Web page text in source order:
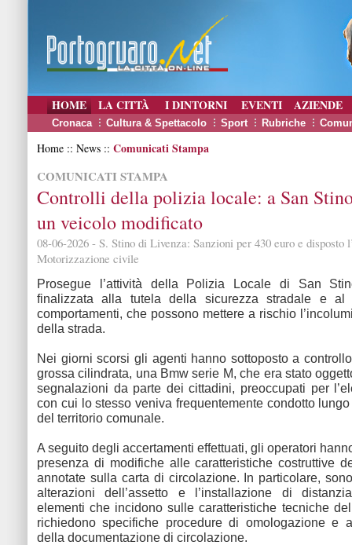
HOME LA CITTÀ I DINTORNI EVENTI AZIENDE
Cronaca Cultura & Spettacolo Sport Rubriche
Home :: News :: Comunicati Stampa
COMUNICATI STAMPA
Controlli della polizia locale: a San
un veicolo modificato
08-06-2026 - S. Stino di Livenza: Sanzioni per 430 euro e disposto
Motorizzazione civile
Prosegue l’attività della Polizia Locale di San
finalizzata alla tutela della sicurezza stradale e al
comportamenti, che possono mettere a rischio
della strada.
Nei giorni scorsi gli agenti hanno sottoposto a
grossa cilindrata, una Bmw serie M, che era stato
segnalazioni da parte dei cittadini, preoccupati per
con cui lo stesso veniva frequentemente condotto
del territorio comunale.
A seguito degli accertamenti effettuati, gli operatori
presenza di modifiche alle caratteristiche costruttive
annotate sulla carta di circolazione. In particolare,
alterazioni dell’assetto e l’installazione di
elementi che incidono sulle caratteristiche tecniche
richiedono specifiche procedure di omologazione e
della documentazione di circolazione.